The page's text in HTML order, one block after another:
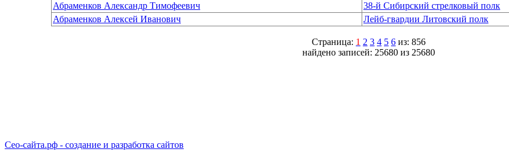
Абраменков Александр Тимофеевич
38-й Сибирский стрелковый полк
Абраменков Алексей Иванович
Лейб-гвардии Литовский полк
Страница: 1 2 3 4 5 6 из: 856
найдено записей: 25680 из 25680
Сео-сайта.рф - создание и разработка сайтов